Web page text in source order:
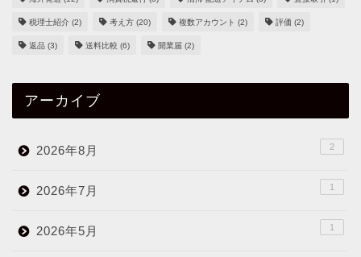
税理士紹介 (2) 考え方 (20) 複数アカウント (2) 評価 (2)
返品 (3) 送料比較 (6) 開業届 (2)
アーカイブ
2026年8月 2
2026年7月 1
2026年5月 1